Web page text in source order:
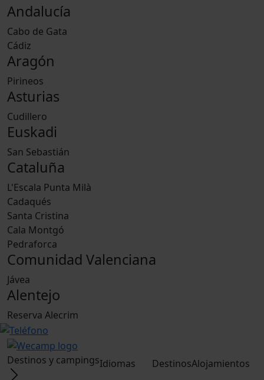
Andalucía
Cabo de Gata
Cádiz
Aragón
Pirineos
Asturias
Cudillero
Euskadi
San Sebastián
Cataluña
L'Escala Punta Milà
Cadaqués
Santa Cristina
Cala Montgó
Pedraforca
Comunidad Valenciana
Jávea
Alentejo
Reserva Alecrim
Destinos y campingsIdiomas
DestinosAlojamientos